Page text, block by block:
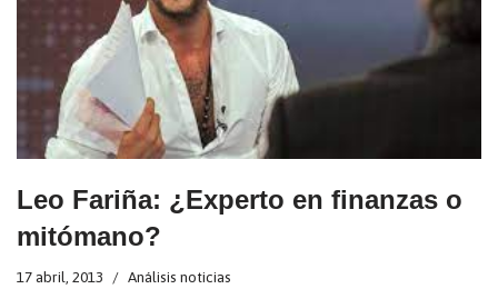
Leo Fariña: ¿Experto en finanzas o
mitómano?
17 abril, 2013 Análisis noticias